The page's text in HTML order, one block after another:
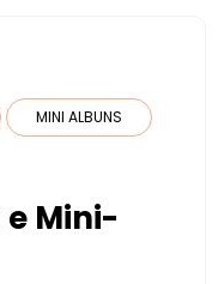
MINI ALBUNS
Mini-